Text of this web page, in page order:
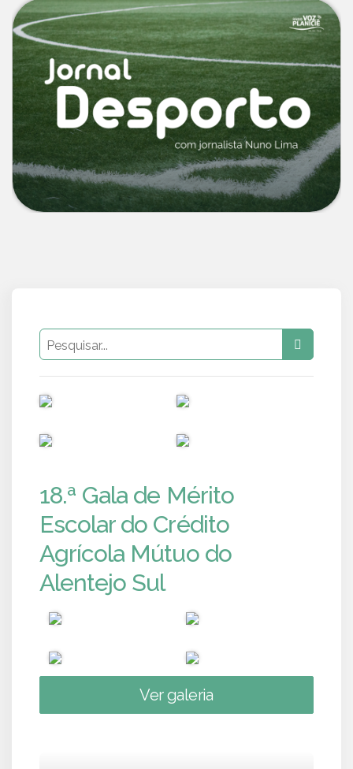
18.ª Gala de Mérito
Escolar do Crédito
Agrícola Mútuo do
Alentejo Sul
Ver galeria